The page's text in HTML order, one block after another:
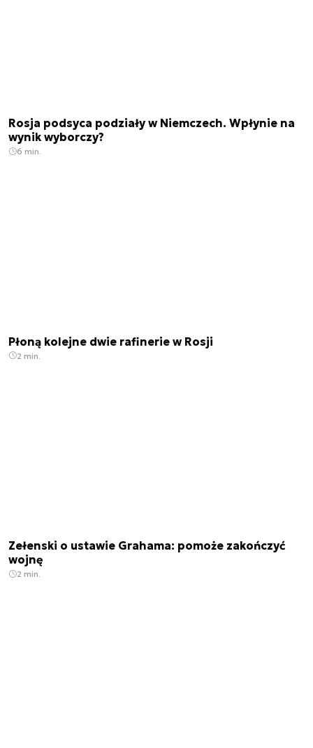
Rosja podsyca podziały w Niemczech. Wpłynie na
wynik wyborczy?
6 min.
Płoną kolejne dwie rafinerie w Rosji
2 min.
Zełenski o ustawie Grahama: pomoże zakończyć
wojnę
2 min.